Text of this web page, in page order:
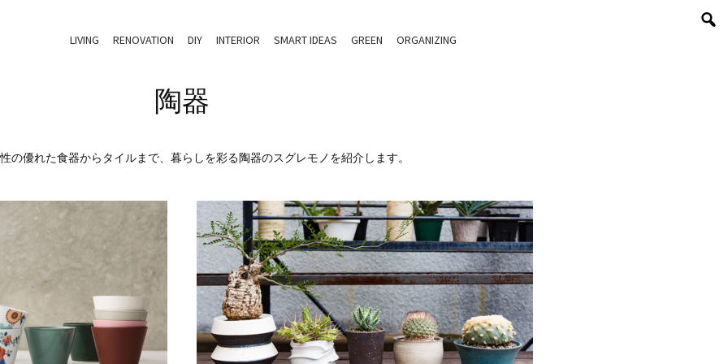
LIVING RENOVATION DIY INTERIOR SMART IDEAS GREEN ORGANIZING
陶器
の優れた食器からタイルまで、暮らしを彩る陶器のスグレモノを紹介します。